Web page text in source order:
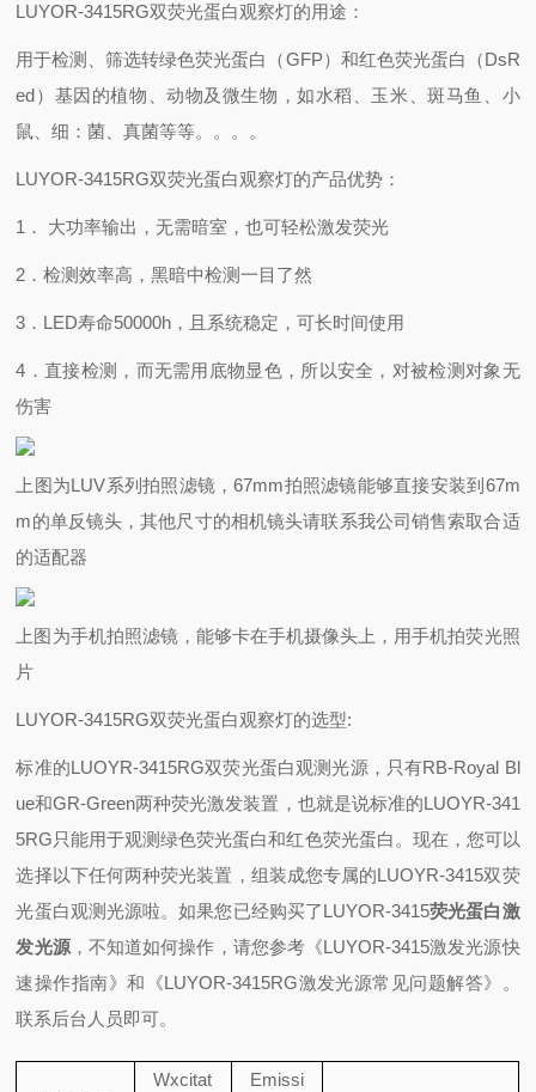
LUYOR-3415RG双荧光蛋白观察灯的用途：
用于检测、筛选转绿色荧光蛋白（GFP）和红色荧光蛋白（DsR
ed）基因的植物、动物及微生物，如水稻、玉米、斑马鱼、小
鼠、细：菌、真菌等等。。。。
LUYOR-3415RG双荧光蛋白观察灯的产品优势：
1． 大功率输出，无需暗室，也可轻松激发荧光
2．检测效率高，黑暗中检测一目了然
3．LED寿命50000h，且系统稳定，可长时间使用
4．直接检测，而无需用底物显色，所以安全，对被检测对象无
伤害
上图为LUV系列拍照滤镜，67mm拍照滤镜能够直接安装到67m
m的单反镜头，其他尺寸的相机镜头请联系我公司销售索取合适
的适配器
上图为手机拍照滤镜，能够卡在手机摄像头上，用手机拍荧光照
片
LUYOR-3415RG双荧光蛋白观察灯的选型:
标准的LUOYR-3415RG双荧光蛋白观测光源，只有RB-Royal Bl
ue和GR-Green两种荧光激发装置，也就是说标准的LUOYR-341
5RG只能用于观测绿色荧光蛋白和红色荧光蛋白。现在，您可以
选择以下任何两种荧光装置，组装成您专属的LUOYR-3415双荧
光蛋白观测光源啦。如果您已经购买了LUYOR-3415荧光蛋白激
发光源，不知道如何操作，请您参考《LUYOR-3415激发光源快
速操作指南》和《LUYOR-3415RG激发光源常见问题解答》。
联系后台人员即可。
Wxcitat
Emissi